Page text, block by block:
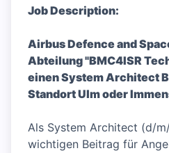
Job Description:
Airbus Defence and
Abteilung "BMC4ISR
einen System Architect
Standort Ulm oder
Als System Architect (d/
wichtigen Beitrag für